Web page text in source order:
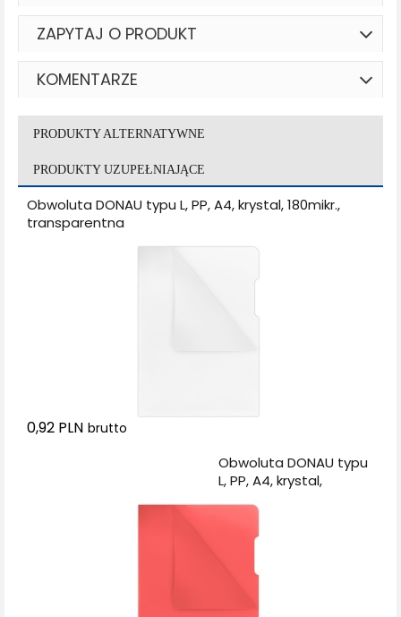
ZAPYTAJ O PRODUKT
KOMENTARZE
PRODUKTY ALTERNATYWNE
PRODUKTY UZUPEŁNIAJĄCE
Obwoluta DONAU typu L, PP, A4, krystal, 180mikr.,
transparentna
0,92 PLN brutto
Obwoluta DONAU typu
L, PP, A4, krystal,